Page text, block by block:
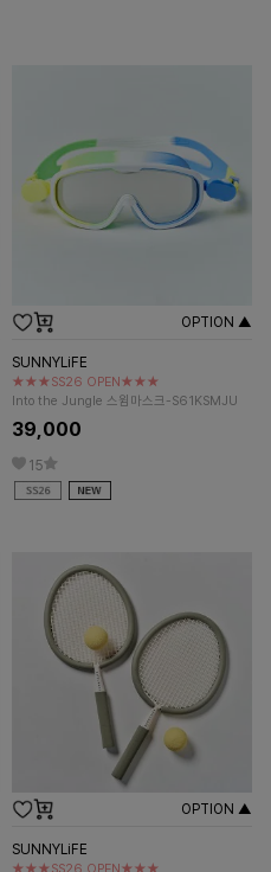
OPTION ▲
SUNNYLiFE
★★★SS26 OPEN★★★
Into the Jungle 스윔마스크-S61KSMJU
39,000
15
OPTION ▲
SUNNYLiFE